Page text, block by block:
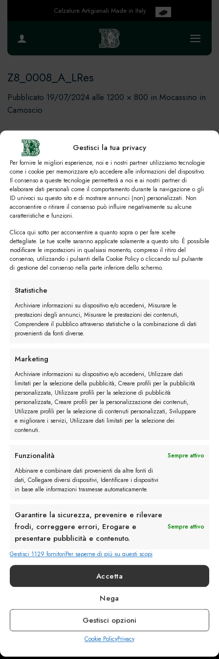
Gestisci la tua privacy
Per fornire le migliori esperienze, noi e i nostri partner utilizziamo tecnologie
come i cookie per memorizzare e/o accedere alle informazioni del dispositivo.
Il consenso a queste tecnologie permetterà a noi e ai nostri partner di
elaborare dati personali come il comportamento durante la navigazione o gli
ID univoci su questo sito e di mostrare annunci (non) personalizzati. Non
acconsentire o ritirare il consenso può influire negativamente su alcune
caratteristiche e funzioni.
Clicca qui sotto per acconsentire a quanto sopra o per fare scelte
dettagliate. Le tue scelte saranno applicate solamente a questo sito. È possibile
modificare le impostazioni in qualsiasi momento, compreso il ritiro del
consenso, utilizzando i pulsanti della Cookie Policy o cliccando sul pulsante
di gestione del consenso nella parte inferiore dello schermo.
Statistiche
Archiviare informazioni su dispositivo e/o accedervi, Misurare le
prestazioni degli annunci, Misurare le prestazioni dei contenuti,
Comprendere il pubblico attraverso statistiche o la combinazione di dati
provenienti da fonti diverse.
Marketing
Archiviare informazioni su dispositivo e/o accedervi, Utilizzare dati
limitati per la selezione della pubblicità, Creare profili per la pubblicità
personalizzata, Utilizzare profili per la selezione di pubblicità
personalizzata, Creare profili per la personalizzazione dei contenuti,
Utilizzare profili per la selezione di contenuti personalizzati, Sviluppare
e migliorare i servizi, Utilizzare dati limitati per la selezione dei
contenuti.
Funzionalità
Sempre attivo
Abbinare e combinare dati provenienti da altre fonti di
dati, Collegare diversi dispositivi, Identificare i dispositivi
in base alle informazioni trasmesse automaticamente.
Garantire la sicurezza, prevenire e rilevare
frodi, correggere errori, Erogare e
presentare pubblicità e contenuto.
Sempre attivo
Gestisci 1129 fornitoriPer saperne di più su questi scopi
Accetta
Nega
Gestisci opzioni
Cookie PolicyPrivacy
Calzature Artigianali Made in Italy
Z8_0008_A_LRes
Pubblicato 19/07/2024 alle 1200 × 800 in Mocassino in
Camoscio
I trackback sono chiusi, ma puoi
Successivo→
Lascia un commento
Servizio Clienti
info@calzaturebelfiore.com
+39 02 468042
MI 20145 • Milano
Termini e Condizioni
Resi e Rimborsi
Spedizioni
Privacy